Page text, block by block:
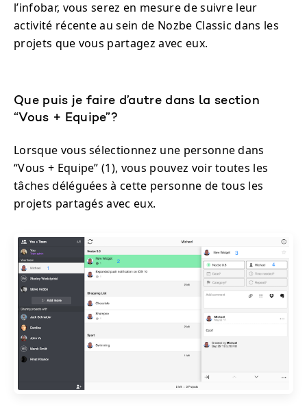
l’infobar, vous serez en mesure de suivre leur
activité récente au sein de Nozbe Classic dans les
projets que vous partagez avec eux.
Que puis je faire d’autre dans la section
“Vous + Equipe”?
Lorsque vous sélectionnez une personne dans
“Vous + Equipe” (1), vous pouvez voir toutes les
tâches déléguées à cette personne de tous les
projets partagés avec eux.